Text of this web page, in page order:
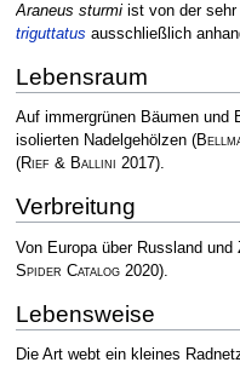
Araneus sturmiist von der sehr
triguttatus ausschließlich
Lebensraum
Auf immergrünen Bäumen und
isolierten Nadelgehölzen (
(Rief & Ballini 2017).
Verbreitung
Von Europa über Russland
Spider Catalog2020).
Lebensweise
Die Art webt ein kleines